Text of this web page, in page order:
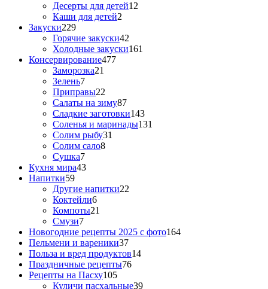
Десерты для детей12
Каши для детей2
Закуски229
Горячие закуски42
Холодные закуски161
Консервирование477
Заморозка21
Зелень7
Приправы22
Салаты на зиму87
Сладкие заготовки143
Соленья и маринады131
Солим рыбу31
Солим сало8
Сушка7
Кухня мира43
Напитки59
Другие напитки22
Коктейли6
Компоты21
Смузи7
Новогодние рецепты 2025 с фото164
Пельмени и вареники37
Польза и вред продуктов14
Праздничные рецепты76
Рецепты на Пасху105
Куличи пасхальные39